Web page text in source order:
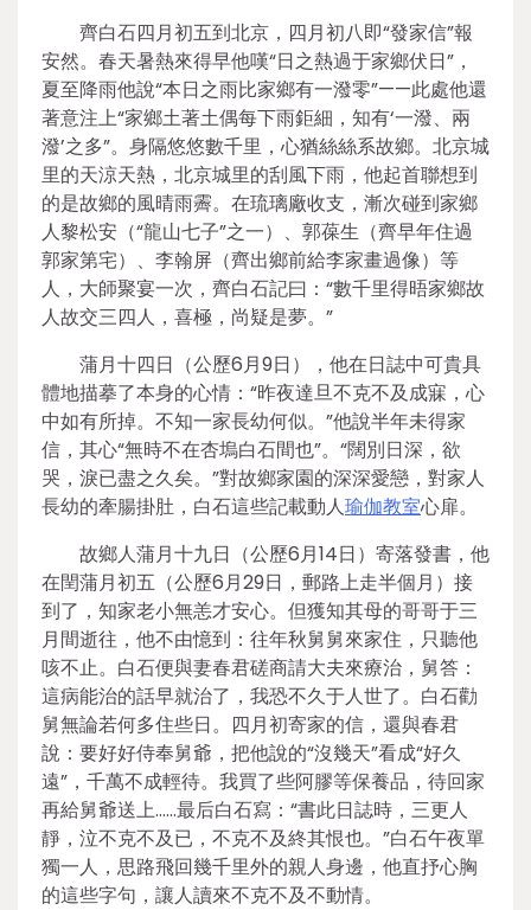
齊白石四月初五到北京，四月初八即“發家信”報
安然。春天暑熱來得早他嘆“日之熱過于家鄉伏日”，
夏至降雨他說“本日之雨比家鄉有一潑零”——此處他還
著意注上“家鄉土著土偶每下雨鉅細，知有‘一潑、兩
潑’之多”。身隔悠悠數千里，心猶絲絲系故鄉。北京城
里的天涼天熱，北京城里的刮風下雨，他起首聯想到
的是故鄉的風晴雨霽。在琉璃廠收支，漸次碰到家鄉
人黎松安（“龍山七子”之一）、郭葆生（齊早年住過
郭家第宅）、李翰屏（齊出鄉前給李家畫過像）等
人，大師聚宴一次，齊白石記曰：“數千里得晤家鄉故
人故交三四人，喜極，尚疑是夢。”
蒲月十四日（公歷6月9日），他在日誌中可貴具
體地描摹了本身的心情：“昨夜達旦不克不及成寐，心
中如有所掉。不知一家長幼何似。”他說半年未得家
信，其心“無時不在杏塢白石間也”。“闊別日深，欲
哭，淚已盡之久矣。”對故鄉家園的深深愛戀，對家人
長幼的牽腸掛肚，白石這些記載動人瑜伽教室心扉。
故鄉人蒲月十九日（公歷6月14日）寄落發書，他
在閏蒲月初五（公歷6月29日，郵路上走半個月）接
到了，知家老小無恙才安心。但獲知其母的哥哥于三
月間逝往，他不由憶到：往年秋舅舅來家住，只聽他
咳不止。白石便與妻春君磋商請大夫來療治，舅答：
這病能治的話早就治了，我恐不久于人世了。白石勸
舅無論若何多住些日。四月初寄家的信，還與春君
說：要好好侍奉舅爺，把他說的“沒幾天”看成“好久
遠”，千萬不成輕待。我買了些阿膠等保養品，待回家
再給舅爺送上……最后白石寫：“書此日誌時，三更人
靜，泣不克不及已，不克不及終其恨也。”白石午夜單
獨一人，思路飛回幾千里外的親人身邊，他直抒心胸
的這些字句，讓人讀來不克不及不動情。